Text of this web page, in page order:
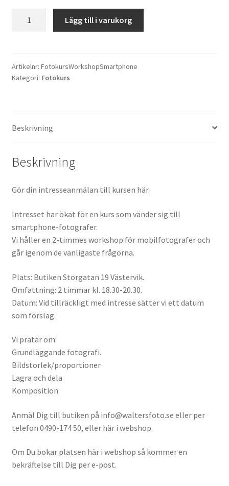
Kikare Tillbehör
DVD/CD/Tape
USB-minne / Hårddisk
Förvaring
Kortläsare
Batterier för Canon
Batterier för Nikon
Film & Engångskameror
Arkivering
Rengöring & Vård
Fyndhörnan
Begagnat & Fynd
Studio & Ljuskontroll
Lägg till i varukorg
Artikelnr: FotokursWorkshopSmartphone
Kategori: Fotokurs
Beskrivning
Beskrivning
Gör din intresseanmälan till kursen här.
Intresset har ökat för en kurs som vänder sig till
smartphone-fotografer.
Vi håller en 2-timmes workshop för mobilfotografer och
går igenom de vanligaste frågorna.
Plats: Butiken Storgatan 19 Västervik.
Omfattning: 2 timmar kl. 18.30-20.30.
Datum: Vid tillräckligt med intresse sätter vi ett datum
som förslag.
Vi pratar om:
Grundläggande fotografi.
Bildstorlek/proportioner
Lagra och dela
Komposition
Anmäl Dig till butiken på info@waltersfoto.se eller per
telefon 0490-174 50, eller här i webshop.
Om Du bokar platsen här i webshop så kommer en
bekräftelse till Dig per e-post.